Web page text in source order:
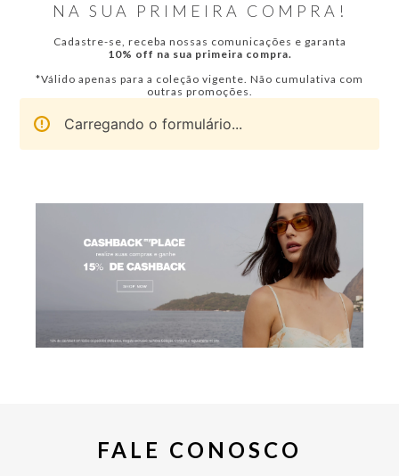
NA SUA PRIMEIRA COMPRA!
Cadastre-se, receba nossas comunicações e garanta
10% off na sua primeira compra.
*Válido apenas para a coleção vigente. Não cumulativa com
outras promoções.
Carregando o formulário...
FALE CONOSCO